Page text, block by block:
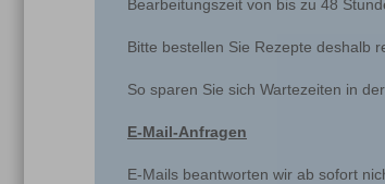
Bearbeitungszeit von bis zu 48
Bitte bestellen Sie Rezepte deshalb
So sparen Sie sich Wartezeiten in
E-Mail-Anfragen
E-Mails beantworten wir ab sofort